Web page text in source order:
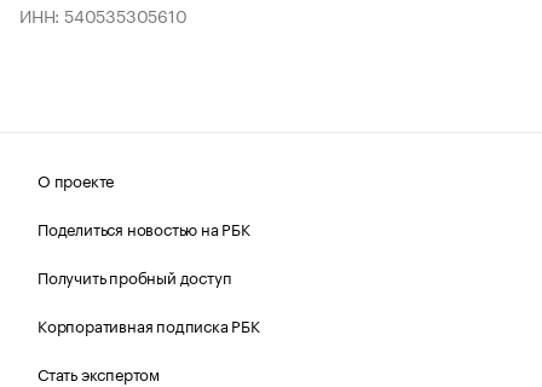
ИНН: 540535305610
О проекте
Поделиться новостью на РБК
Получить пробный доступ
Корпоративная подписка РБК
Стать экспертом